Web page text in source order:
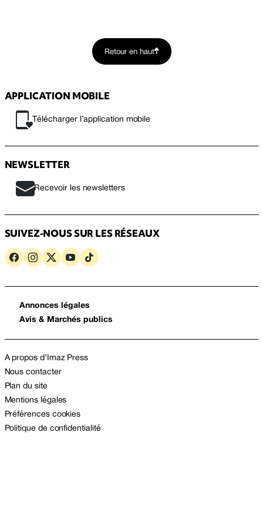
Retour en haut
APPLICATION MOBILE
Télécharger l’application mobile
NEWSLETTER
Recevoir les newsletters
SUIVEZ-NOUS SUR LES RÉSEAUX
Annonces légales
Avis & Marchés publics
A propos d’Imaz Press
Nous contacter
Plan du site
Mentions légales
Préférences cookies
Politique de confidentialité